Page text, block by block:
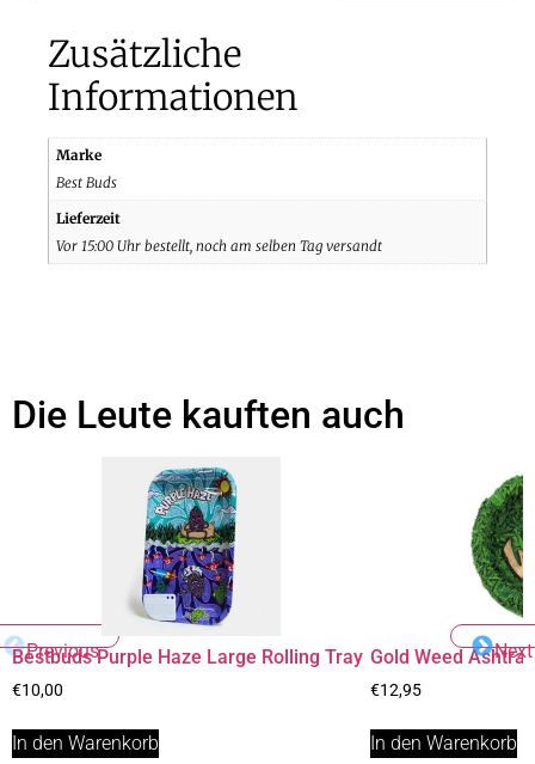
Zusätzliche
Informationen
Marke
Best Buds
Lieferzeit
Vor 15:00 Uhr bestellt, noch am selben Tag versandt
Die Leute kauften auch
Previous
Bestbuds Purple Haze Large Rolling Tray
€10,00
In den Warenkorb
Gold Weed
€12,95
In den Warenkorb
Next